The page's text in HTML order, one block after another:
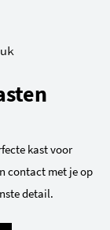
kast voor
contact met je op
detail.